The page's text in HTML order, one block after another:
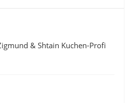
& Shtain Kuchen-Profi